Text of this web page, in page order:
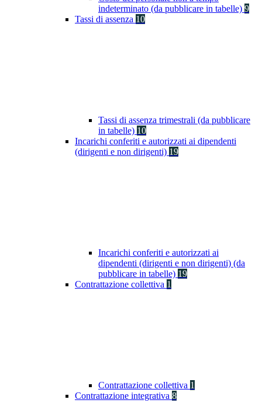
indeterminato (da pubblicare in tabelle) 9
Tassi di assenza 10
Tassi di assenza trimestrali (da pubblicare
in tabelle) 10
Incarichi conferiti e autorizzati ai dipendenti
(dirigenti e non dirigenti) 19
Incarichi conferiti e autorizzati ai
dipendenti (dirigenti e non dirigenti) (da
pubblicare in tabelle) 19
Contrattazione collettiva 1
Contrattazione collettiva 1
Contrattazione integrativa 8